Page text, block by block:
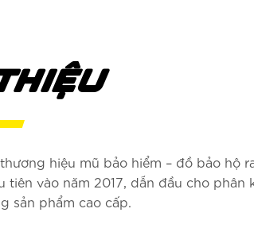
hiệu mũ bảo hiểm – đồ bảo hộ
tiên vào năm 2017, dẫn đầu cho phân
sản phẩm cao cấp.